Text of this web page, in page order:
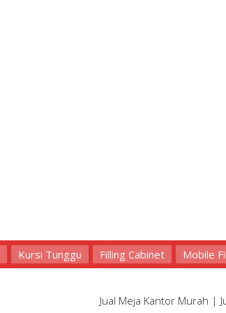
Mobile
Filling Cabinet
Kursi Tunggu
Jual Meja Kantor Murah |